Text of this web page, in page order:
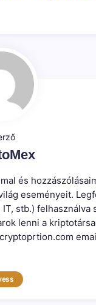
és
eseményeit.
stb.)
lenni a